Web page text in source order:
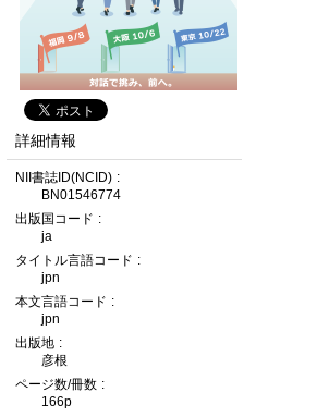
詳細情報
NII書誌ID(NCID)
BN01546774
出版国コード
ja
タイトル言語コード
jpn
本文言語コード
jpn
出版地
彦根
ページ数/冊数
166p